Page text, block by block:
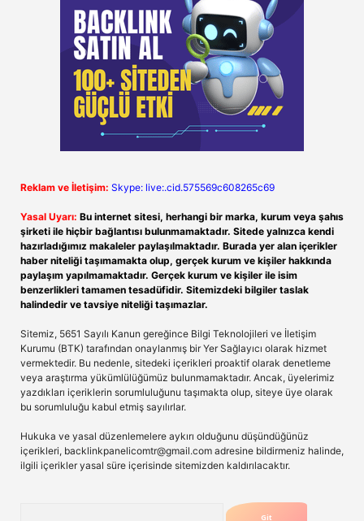
Reklam ve İletişim: Skype: live:.cid.575569c608265c69
Yasal Uyarı: Bu internet sitesi, herhangi bir marka, kurum veya şahıs
şirketi ile hiçbir bağlantısı bulunmamaktadır. Sitede yalnızca kendi
hazırladığımız makaleler paylaşılmaktadır. Burada yer alan içerikler
haber niteliği taşımamakta olup, gerçek kurum ve kişiler hakkında
paylaşım yapılmamaktadır. Gerçek kurum ve kişiler ile isim
benzerlikleri tamamen tesadüfidir. Sitemizdeki bilgiler taslak
halindedir ve tavsiye niteliği taşımazlar.
Sitemiz, 5651 Sayılı Kanun gereğince Bilgi Teknolojileri ve İletişim
Kurumu (BTK) tarafından onaylanmış bir Yer Sağlayıcı olarak hizmet
vermektedir. Bu nedenle, sitedeki içerikleri proaktif olarak denetleme
veya araştırma yükümlülüğümüz bulunmamaktadır. Ancak, üyelerimiz
yazdıkları içeriklerin sorumluluğunu taşımakta olup, siteye üye olarak
bu sorumluluğu kabul etmiş sayılırlar.
Hukuka ve yasal düzenlemelere aykırı olduğunu düşündüğünüz
içerikleri, backlinkpanelicomtr@gmail.com adresine bildirmeniz halinde,
ilgili içerikler yasal süre içerisinde sitemizden kaldırılacaktır.